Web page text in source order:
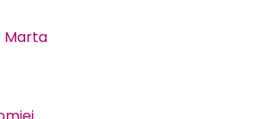
Marta